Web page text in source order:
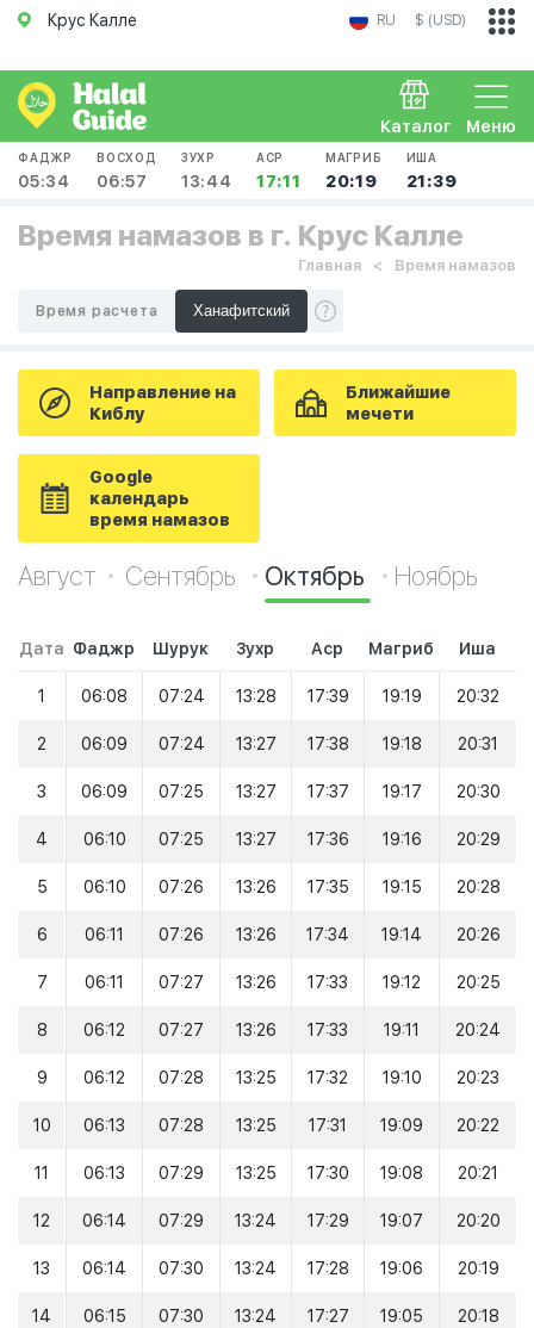
Крус Калле RU $ (USD)
Меню
Каталог
ФАДЖР
05:34
ВОСХОД
06:57
ЗУХР
13:44
АСР
17:11
МАГРИБ
20:19
ИША
21:39
Время намазов в г. Крус Калле
Главная Время намазов
Время расчета
Направление на
Киблу
Ближайшие
мечети
Google
календарь
время намазов
Август Сентябрь Октябрь Ноябрь
Дата Фаджр Шурук Зухр Аср Магриб Иша
1 06:08 07:24 13:28 17:39 19:19 20:32
2 06:09 07:24 13:27 17:38 19:18 20:31
3 06:09 07:25 13:27 17:37 19:17 20:30
4 06:10 07:25 13:27 17:36 19:16 20:29
5 06:10 07:26 13:26 17:35 19:15 20:28
6 06:11 07:26 13:26 17:34 19:14 20:26
7 06:11 07:27 13:26 17:33 19:12 20:25
8 06:12 07:27 13:26 17:33 19:11 20:24
9 06:12 07:28 13:25 17:32 19:10 20:23
10 06:13 07:28 13:25 17:31 19:09 20:22
11 06:13 07:29 13:25 17:30 19:08 20:21
12 06:14 07:29 13:24 17:29 19:07 20:20
13 06:14 07:30 13:24 17:28 19:06 20:19
14 06:15 07:30 13:24 17:27 19:05 20:18